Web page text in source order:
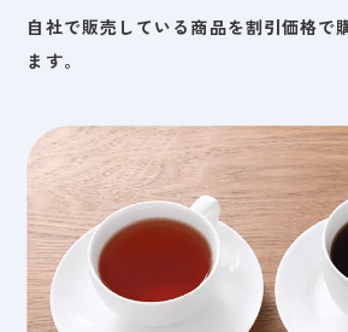
自社で販売している商品を割引価格で
ます。